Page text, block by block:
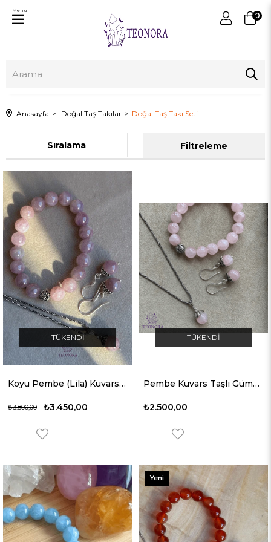
0
Menu
Anasayfa Doğal Taş Takılar Doğal Taş Takı Seti
Filtreleme
Sıralama
TÜKENDI
Koyu Pembe (Lila) Kuvars Taşlı Gümüş Set (10mm)
₺3.450,00
₺3.800,00
TÜKENDI
Pembe Kuvars Taşlı Gümüş Set (10mm)
₺2.500,00
Yeni
Ürün